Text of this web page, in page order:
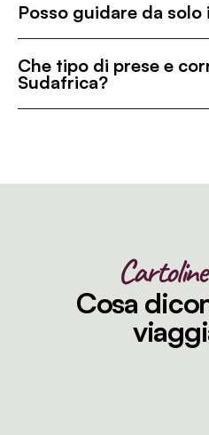
Posso guidare da
Che tipo di prese e
Sudafrica?
Cosa